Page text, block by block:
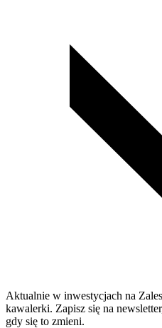
Aktualnie w inwestycjach na
kawalerki. Zapisz się na
gdy się to zmieni.